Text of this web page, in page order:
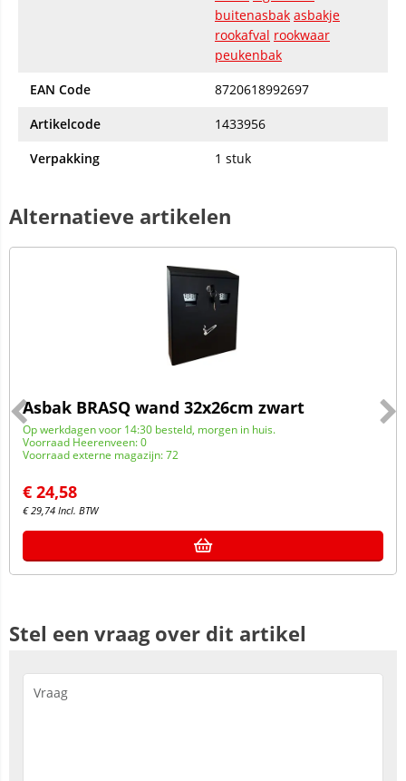
buitenasbak asbakje
rookafval rookwaar
peukenbak
EAN Code
8720618992697
Artikelcode
1433956
Verpakking
1 stuk
Alternatieve artikelen
Asbak BRASQ wand 32x26cm zwart
Op werkdagen voor 14:30 besteld, morgen in huis.
Voorraad Heerenveen: 0
Voorraad externe magazijn: 72
€ 24,58
€29,74 Incl. BTW
Stel een vraag over dit artikel